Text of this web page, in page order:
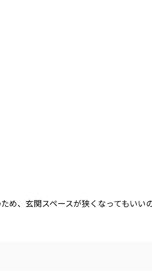
め、玄関スペースが狭くなってもいい